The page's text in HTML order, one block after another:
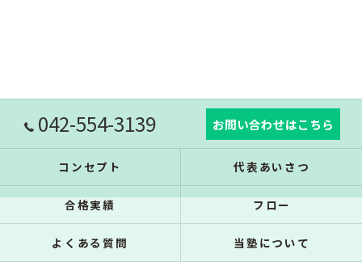
042-554-3139 お問い合わせはこちら
コンセプト 代表あいさつ
合格実績 フロー
よくある質問 当塾について